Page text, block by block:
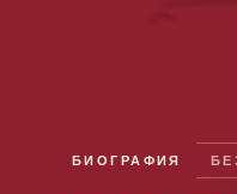
БИОГРАФИЯ